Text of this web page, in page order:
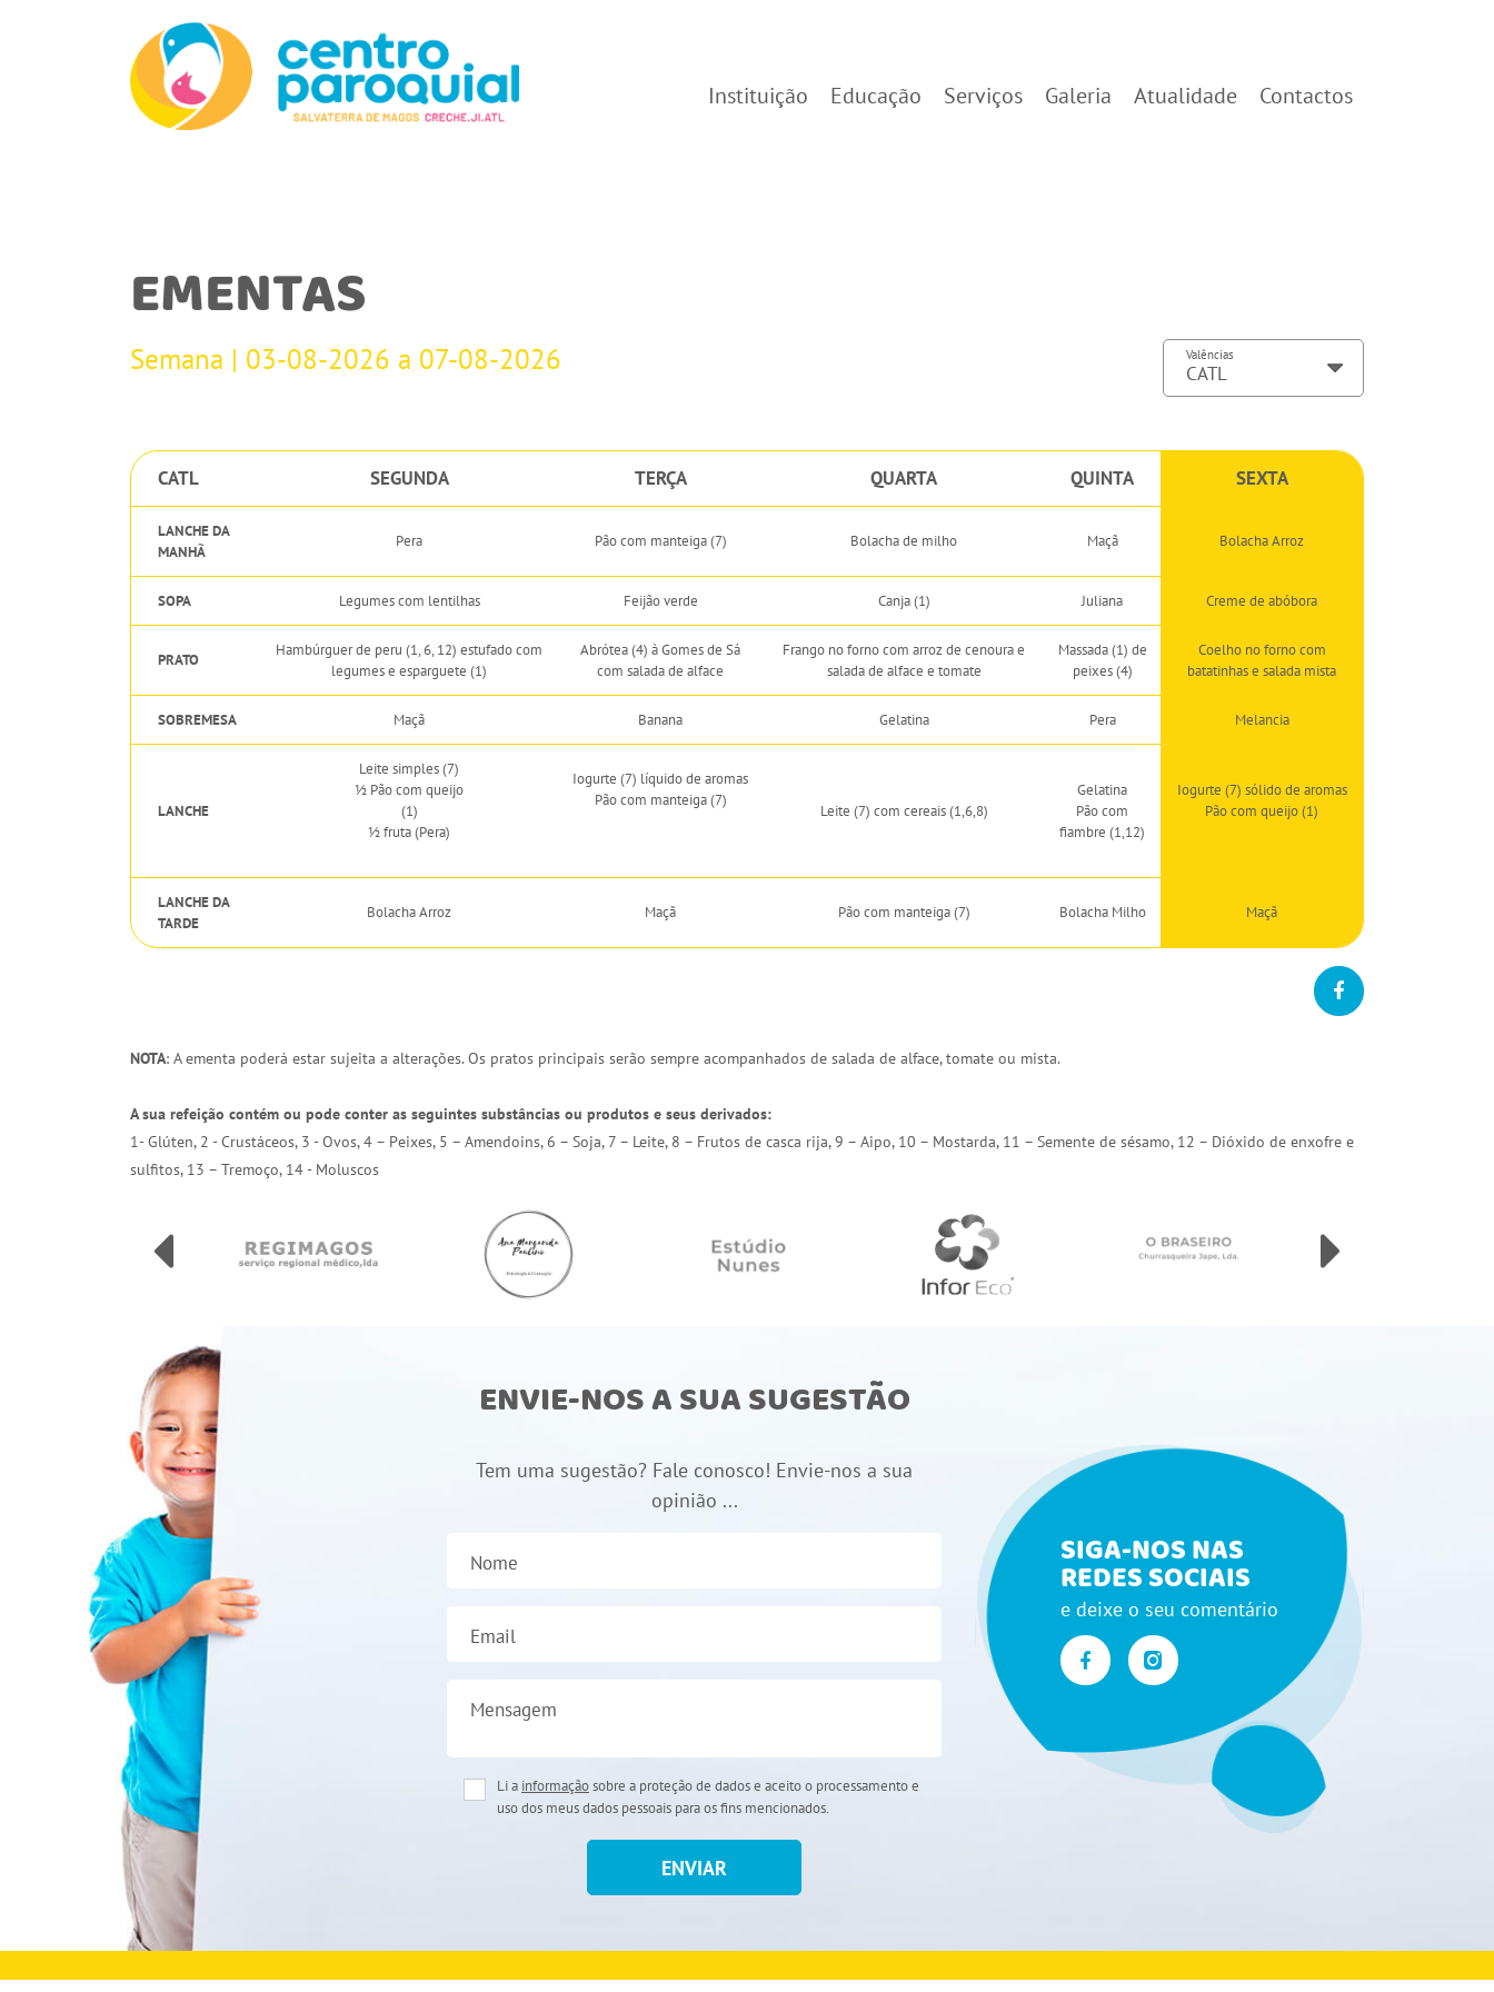
Instituição Educação Serviços Galeria Atualidade Contactos
EMENTAS
Semana | 03-08-2026 a 07-08-2026 Valências
CATL SEGUNDA TERÇA QUARTA QUINTA SEXTA
LANCHE DA
MANHÃ
Pera Pão com manteiga (7) Bolacha de milho Maçã Bolacha Arroz
SOPA Legumes com lentilhas Feijão verde Canja (1) Juliana Creme de abóbora
PRATO
Hambúrguer de peru (1, 6, 12) estufado com
legumes e esparguete (1)
Abrótea (4) à Gomes de Sá
com salada de alface
Frango no forno com arroz de cenoura e
salada de alface e tomate
Massada (1) de
peixes (4)
Coelho no forno com
batatinhas e salada mista
SOBREMESA Maçã Banana Gelatina Pera Melancia
LANCHE
Leite simples (7)
½ Pão com queijo
(1)
½ fruta (Pera)
Iogurte (7) líquido de aromas
Pão com manteiga (7)
Leite (7) com cereais (1,6,8)
Gelatina
Pão com
fiambre (1,12)
Iogurte (7) sólido de aromas
Pão com queijo (1)
LANCHE DA
TARDE
Bolacha Arroz Maçã Pão com manteiga (7) Bolacha Milho Maçã
NOTA: A ementa poderá estar sujeita a alterações. Os pratos principais serão sempre acompanhados de salada de alface, tomate ou mista.
A sua refeição contém ou pode conter as seguintes substâncias ou produtos e seus derivados:
1- Glúten, 2 - Crustáceos, 3 - Ovos, 4 – Peixes, 5 – Amendoins, 6 – Soja, 7 – Leite, 8 – Frutos de casca rija, 9 – Aipo, 10 – Mostarda, 11 – Semente de sésamo, 12 – Dióxido de enxofre e
sulfitos, 13 – Tremoço, 14 - Moluscos
ENVIE-NOS A SUA SUGESTÃO
Tem uma sugestão? Fale conosco! Envie-nos a sua
opinião ...
Nome
Email
Mensagem
Li a informaçãosobre a proteção de dados e aceito o processamento e
uso dos meus dados pessoais para os fins mencionados.
ENVIAR
SIGA-NOS NAS
REDES SOCIAIS
e deixe o seu comentário